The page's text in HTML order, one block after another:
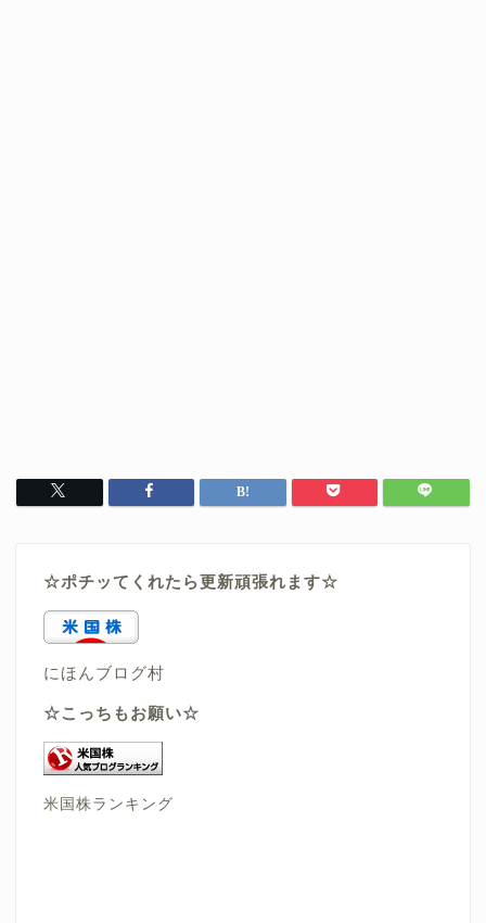
☆ポチッてくれたら更新頑張れます☆
にほんブログ村
☆こっちもお願い☆
米国株ランキング